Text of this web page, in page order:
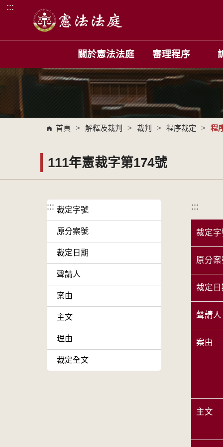
跳到主要內容區塊
:::
關於憲法法庭 審理程序
首頁 > 解釋及裁判 > 裁判 > 程序裁定 > 程
111年憲裁字第174號
::: 裁定字號
原分案號
裁定日期
聲請人
案由
主文
理由
裁定全文
:::
裁定
原分
裁定
聲請人
案由
主文